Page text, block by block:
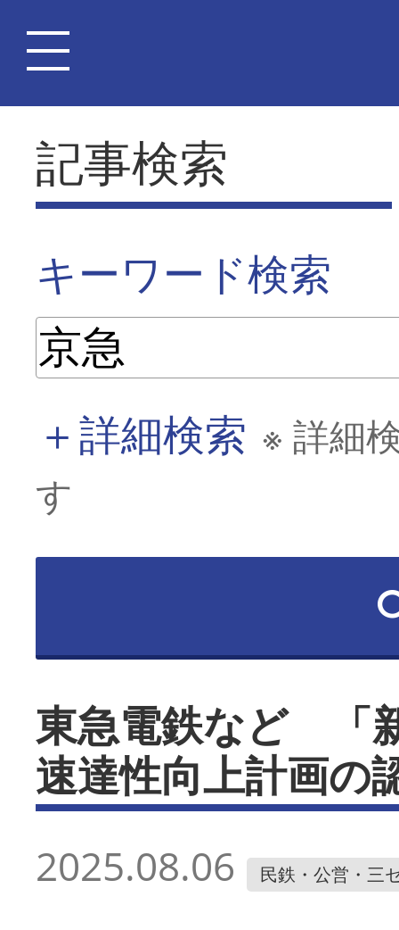
記事検索
キーワード検索
＋詳細検索 ※ 詳細
す
東急電鉄など 「
速達性向上計画の
2025.08.06 民鉄・公営・三